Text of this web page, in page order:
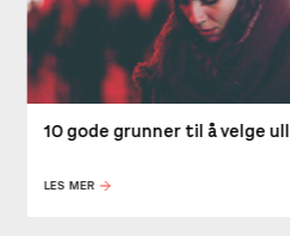
10 gode grunner til å velge ull
LES MER